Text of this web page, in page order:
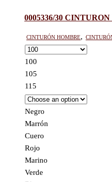
0005336/30
Cinturón hombre,
100
105
115
Negro
Marrón
Cuero
Rojo
Marino
Verde